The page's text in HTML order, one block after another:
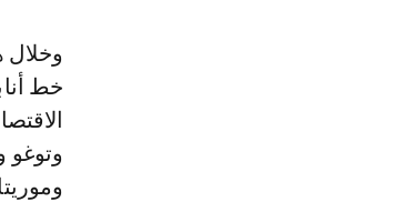
وخلال
خط
وتوغو